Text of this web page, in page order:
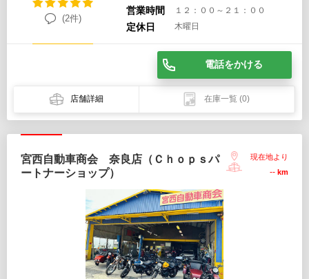
(2件)
営業時間
１２：００～２１：００
定休日 木曜日
電話をかける
店舗詳細 在庫一覧 (0)
宮西自動車商会 奈良店（Ｃｈｏｐｓパ
ートナーショップ）
現在地より
-- km